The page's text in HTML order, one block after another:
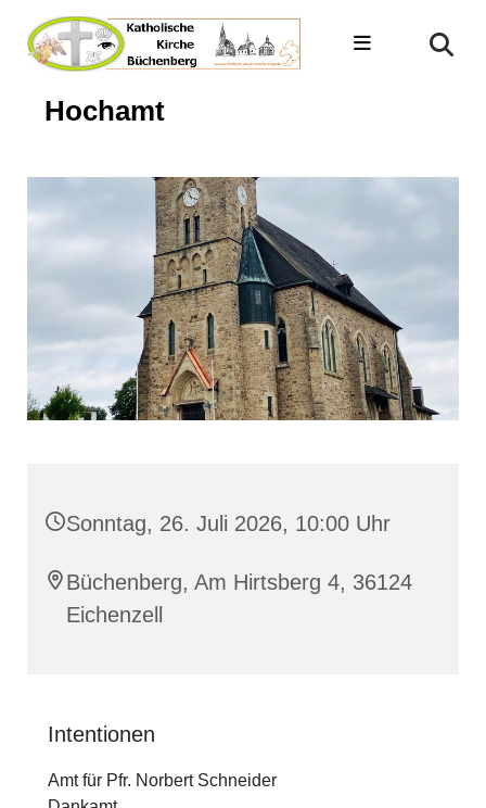
Hochamt
Sonntag, 26. Juli 2026, 10:00 Uhr
Büchenberg, Am Hirtsberg 4, 36124
Eichenzell
Intentionen
Amt für Pfr. Norbert Schneider